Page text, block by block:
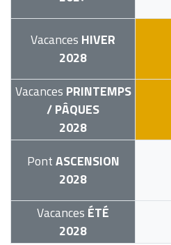
Vacances HIVER
2028
Vacances PRINTEMPS
/ PÂQUES
2028
PontASCENSION
2028
Vacances ÉTÉ
2028